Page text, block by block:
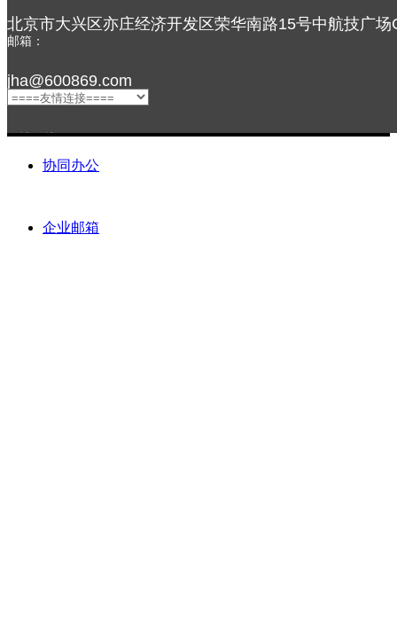
北京市大兴区亦庄经济开发区荣华南路15号中航技广场
邮箱：
jha@600869.com
友情链接：
协同办公
企业邮箱